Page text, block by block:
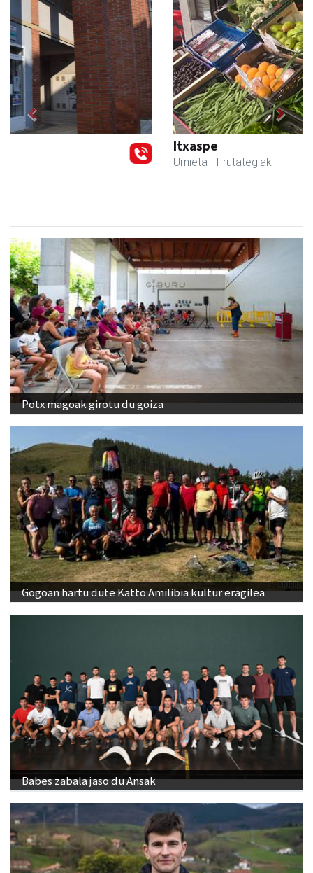
Previous Next
Potx magoak girotu du goiza
Gogoan hartu dute Katto Amilibia kultur eragilea
Babes zabala jaso du Ansak